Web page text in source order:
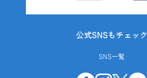
公式SNSもチェック
SNS一覧